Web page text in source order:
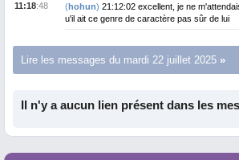
11:18:48 (hohun) 21:12:02 excellent, je ne
u'il ait ce genre de caractère pas sûr de lui
Lire les messages du mardi 22 juillet 2025
Il n'y a aucun lien présent dans les